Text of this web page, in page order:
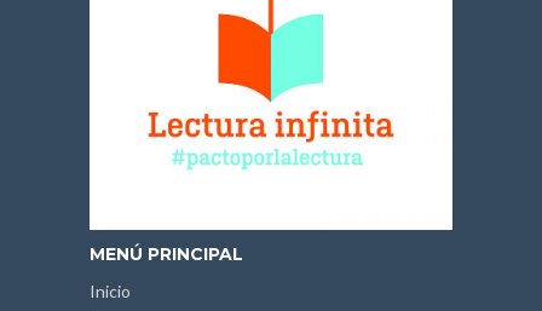
MENÚ PRINCIPAL
Inicio